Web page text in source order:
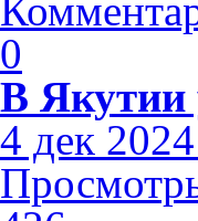
0
В Якутии
4 дек 2024